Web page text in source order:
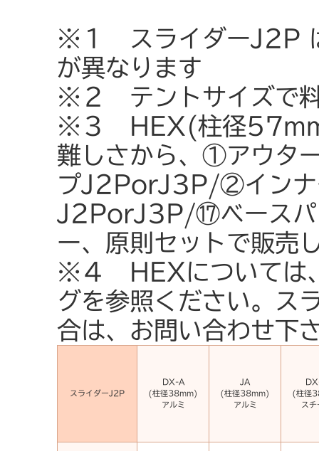
※１ スライダーJ2P
が異なります
※２ テントサイズで
※３ HEX(柱径
難しさから、①アウタ
プJ2PorJ3P/②イン
J2PorJ3P/⑰ベースパ
ー、原則セットで販売
※４ HEXについては
グを参照ください。ス
合は、お問い合わせ下
スライダーJ2P
DX-A
(柱径38mm)
アルミ
JA
(柱径38mm)
アルミ
(柱径
スチ